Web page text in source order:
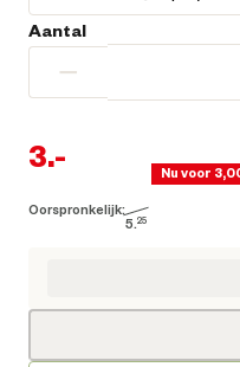
Aantal
−
Oorspronkelijk:
5.25
3.-
Nu voor